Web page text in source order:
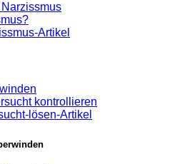
Artikel
kontrollieren
lösen-Artikel